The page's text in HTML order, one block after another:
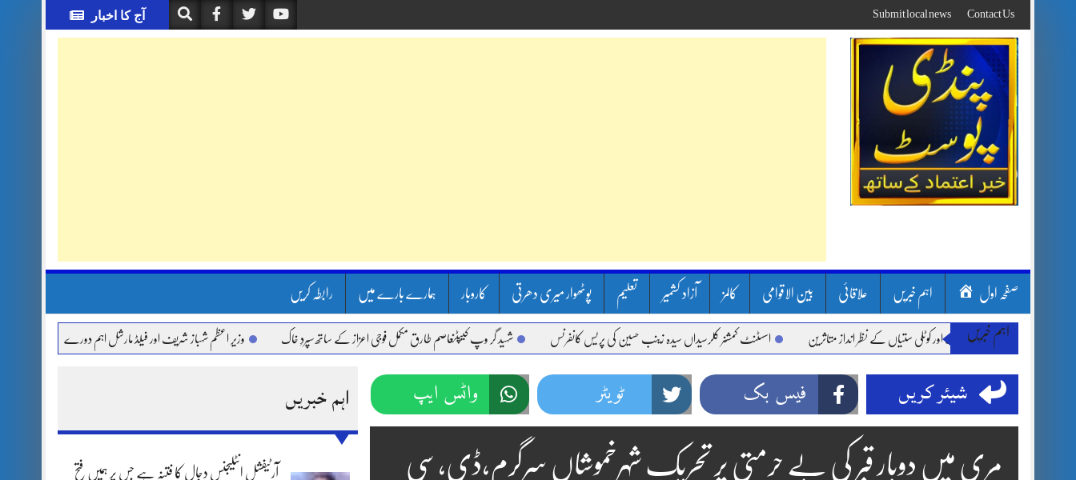
to
content
آج کا اخبار Contact Us
Submit local news
صفحہ اول اہم خبریں علاقائی بین الاقوامی کالمز آزاد کشمیر تعلیم پوٹھوار میری دھرتی کاروبار ہمارے بارے میں رابطہ کریں
اہم خبریں
بارشیں، لینڈ سلائیڈنگ اور کوٹلی ستیاں کے نظر انداز متاثرین اسسٹنٹ کمشنر کلرسیداں سیدہ زینب حسین کی پریس کانفرنس شہید گر وپ کیپٹنعاصم طارق مکمل فوجی اعزاز کے ساتھ سپردِ خاک وزیر اعظم شہباز شریف اور فیلڈ مارشل اہم دورے پر سعودی عرب روانہ
اہم خبریں
آرٹیفشل انٹلیجنس دجال کا فتنہ ہے جس پر ہمیں فتح
شیئر کریں فیس بک ٹویٹر واٹس ایپ
مری میں دوبار قبر کی بے حرمتی پر تحریک شہرخموشاں سرگرم،ڈی،سی